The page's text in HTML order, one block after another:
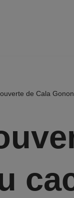
de Cala